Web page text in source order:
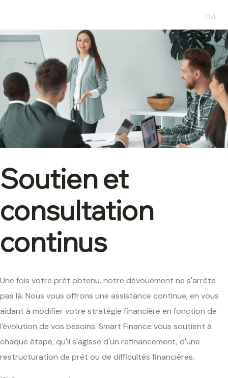
04
Soutien et
consultation
continus
Une fois votre prêt obtenu, notre dévouement ne s'arrête
pas là. Nous vous offrons une assistance continue, en vous
aidant à modifier votre stratégie financière en fonction de
l'évolution de vos besoins. Smart Finance vous soutient à
chaque étape, qu'il s'agisse d'un refinancement, d'une
restructuration de prêt ou de difficultés financières.